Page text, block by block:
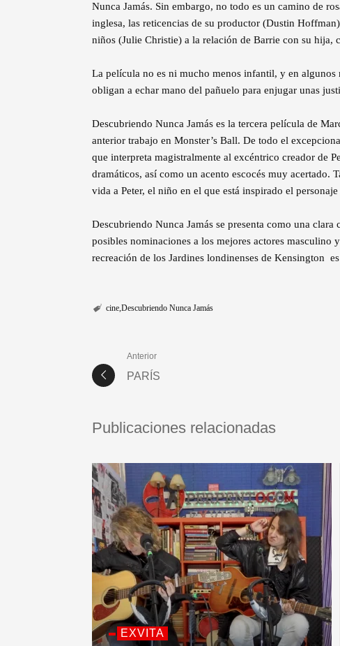
Nunca Jamás. Sin embargo, no todo es un camino de
inglesa, las reticencias de su productor (Dustin
niños (Julie Christie) a la relación de Barrie con su hija,
La película no es ni mucho menos infantil, y en algunos
obligan a echar mano del pañuelo para enjugar unas
Descubriendo Nunca Jamás es la tercera película de
anterior trabajo en Monster’s Ball. De todo el
que interpreta magistralmente al excéntrico creador de
dramáticos, así como un acento escocés muy acertado.
vida a Peter, el niño en el que está inspirado el personaje
Descubriendo Nunca Jamás se presenta como una
posibles nominaciones a los mejores actores
recreación de los Jardines londinenses de Kensington
cine Descubriendo Nunca Jamás
Anterior
PARÍS
Publicaciones relacionadas
EXVITA